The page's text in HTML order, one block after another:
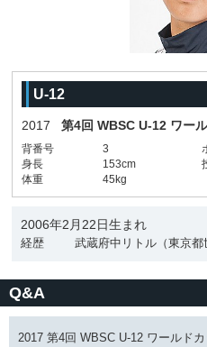
U-12
2017 第4回 WBSC U-12 ワー
背番号 3
身長
153cm
体重
45kg
2006年2月22日生まれ
経歴 武蔵府中リトル（東京都
Q&A
2017 第4回 WBSC U-12 ワールド